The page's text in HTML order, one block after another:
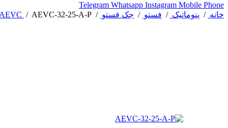
Telegram Whatsapp Instagram Mobile Phone
خانه / پنوماتیک / فستو / جک فستو /
/ AEVC-32-25-A-P